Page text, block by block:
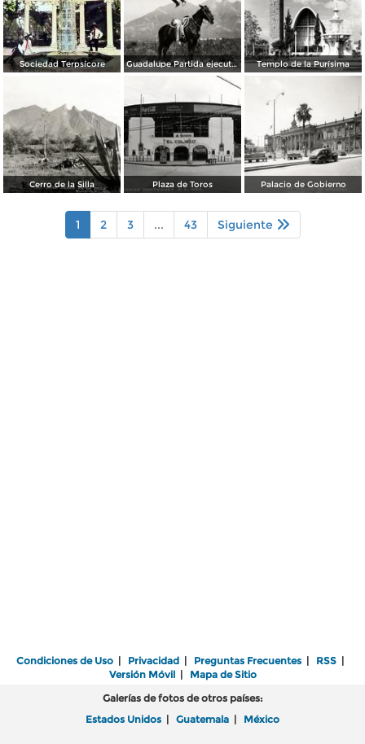
Sociedad Terpsícore Guadalupe Partida ejecutando una charrería con lazo Templo de la Purísima
Cerro de la Silla Plaza de Toros Palacio de Gobierno
1 2 3 ... 43 Siguiente
Condiciones de Uso | Privacidad | Preguntas Frecuentes | RSS |
Versión Móvil| Mapa de Sitio
Galerías de fotos de otros países:
Estados Unidos | Guatemala | México